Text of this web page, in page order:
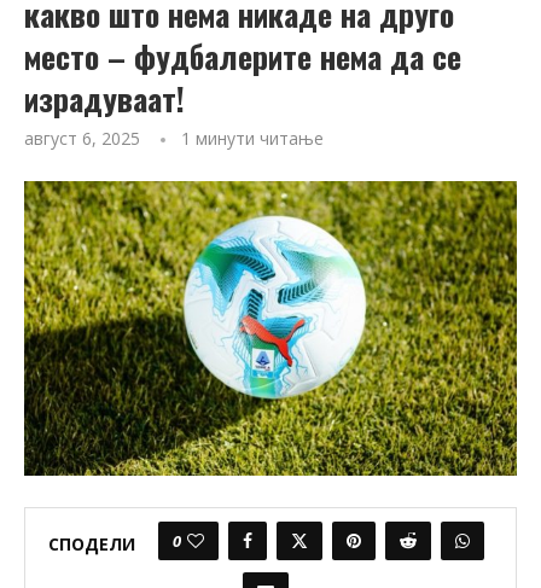
какво што нема никаде на друго
место – фудбалерите нема да се
израдуваат!
август 6, 2025 1 минути читање
СПОДЕЛИ 0